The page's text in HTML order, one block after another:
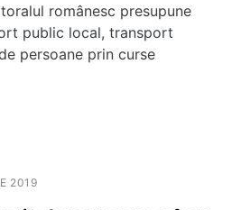
românesc presupune
public local, transport
persoane prin curse
2019